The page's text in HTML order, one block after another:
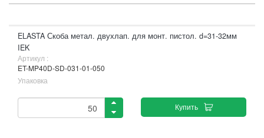
ELASTA Скоба метал. двухлап. для монт. пистол. d=31-32мм
IEK
Артикул :
ET-MP40D-SD-031-01-050
Упаковка
Купить